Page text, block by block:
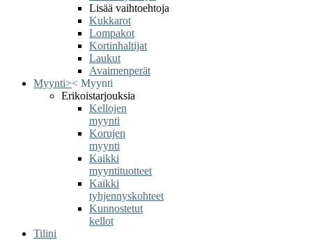
Lisää vaihtoehtoja
Kukkarot
Lompakot
Kortinhaltijat
Laukut
Avaimenperät
Myynti>< Myynti
Erikoistarjouksia
Kellojen
myynti
Korujen
myynti
Kaikki
myyntituotteet
Kaikki
tyhjennyskohteet
Kunnostetut
kellot
Tilini